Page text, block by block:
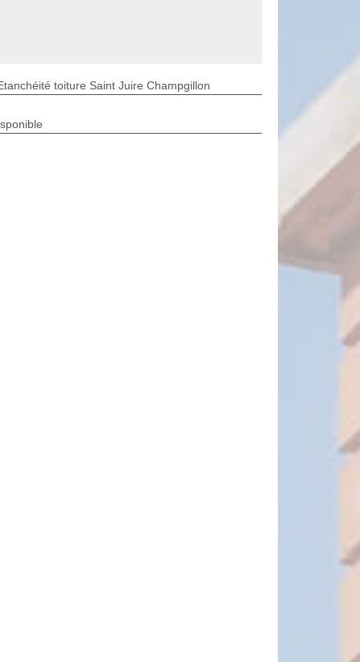
toiture Saint Juire Champgillon